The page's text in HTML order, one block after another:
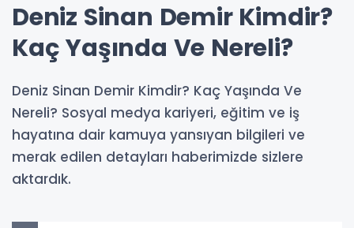
Deniz Sinan Demir Kimdir?
Kaç Yaşında Ve Nereli?
Deniz Sinan Demir Kimdir? Kaç Yaşında Ve
Nereli? Sosyal medya kariyeri, eğitim ve iş
hayatına dair kamuya yansıyan bilgileri ve
merak edilen detayları haberimizde sizlere
aktardık.